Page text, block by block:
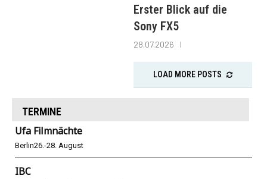
Erster Blick auf die
Sony FX5
28.07.2026
LOAD MORE POSTS
TERMINE
Ufa Filmnächte
Berlin26.-28. August
IBC